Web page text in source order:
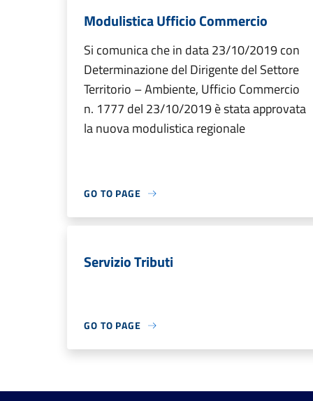
Modulistica Ufficio Commercio
Si comunica che in data 23/10/2019 con
Determinazione del Dirigente del Settore
Territorio – Ambiente, Ufficio Commercio
n. 1777 del 23/10/2019 è stata approvata
la nuova modulistica regionale
GO TO PAGE
Servizio Tributi
GO TO PAGE